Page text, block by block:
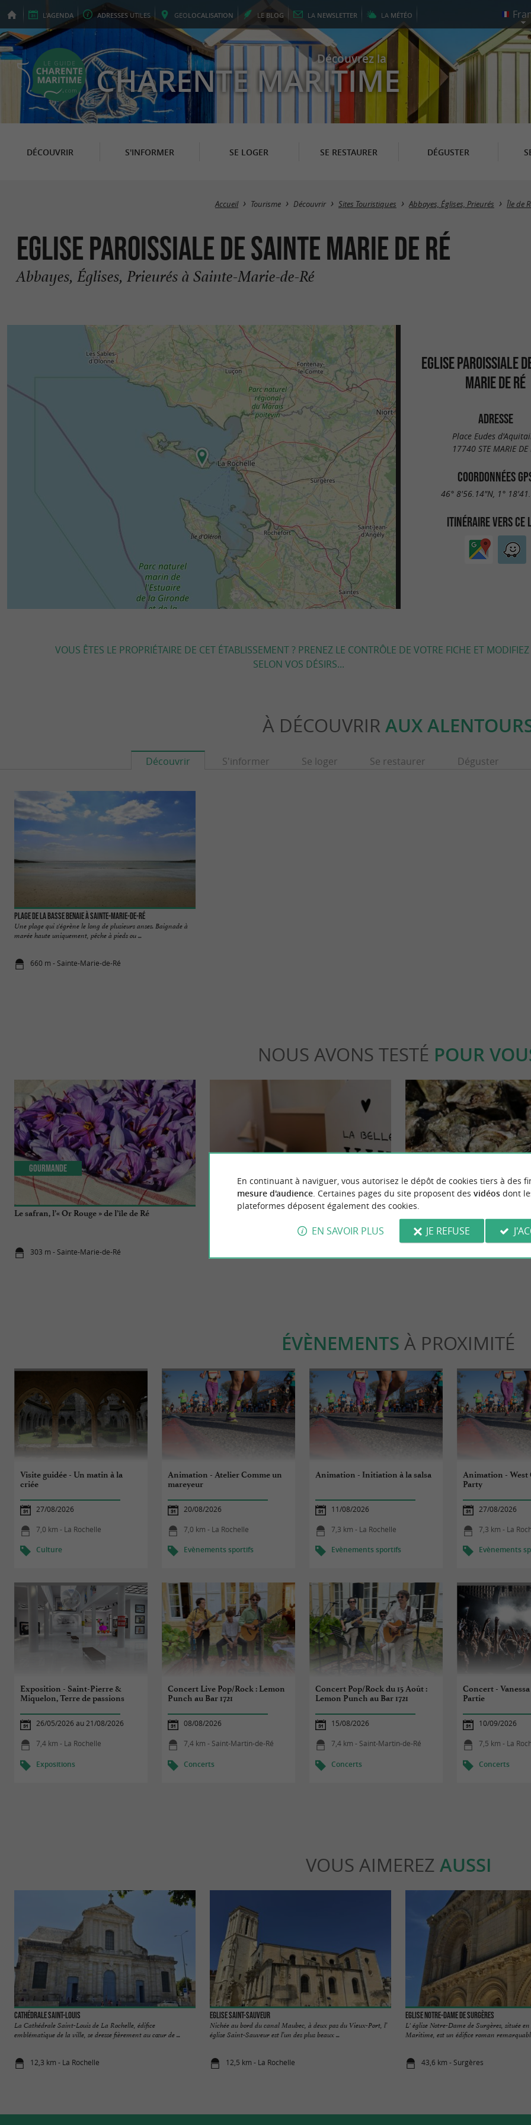
L'AGENDA ADRESSES UTILES GEOLOCALISATION LE BLOG LA NEWSLETTER LA MÉTÉO
Découvrez la
CHARENTE MARITIME
DÉCOUVRIR S'INFORMER SE LOGER SE RESTAURER DÉGUSTER
Accueil Tourisme Découvrir Sites Touristiques Abbayes, Églises, Prieurés Île de
Eglise paroissiale de Sainte Marie de Ré
Abbayes, Églises, Prieurés à Sainte-Marie-de-Ré
EGLISE PAROISSIALE
MARIE DE RÉ
ADRESSE
Place Eudes
17740 STE MARIE DE
COORDONNÉES
46° 8'56.14"N, 1°
ITINÉRAIRE VERS CE
VOUS ÊTES LE PROPRIÉTAIRE DE CET ÉTABLISSEMENT ? PRENEZ LE CONTRÔLE DE VOTRE FICHE ET
SELON VOS DÉSIRS...
À DÉCOUVRIR AUX
Découvrir S'informer Se loger Se restaurer Déguster
Plage de la Basse Benaie à Sainte-Marie-de-Ré
Une plage qui s'égrène le long de plusieurs anses. Baignade à
marée haute uniquement, pêche à pieds ou ...
660 m - Sainte-Marie-de-Ré
NOUS AVONS TESTÉ POUR
Le safran, l’« Or Rouge » de l’île de Ré
303 m - Sainte-Marie-de-Ré
Gourmande
Ré Woking Business Club
ÉVÈNEMENTS À PROXIMITÉ
Visite guidée - Un matin à la
criée
27/08/2026
7,0 km - La Rochelle
Culture
Animation - Atelier Comme un
mareyeur
20/08/2026
7,0 km - La Rochelle
Evènements sportifs
Animation - Initiation à la salsa
11/08/2026
7,3 km - La Rochelle
Evènements sportifs
Animation - West
Party
27/08/2026
7,3 km - La
Evènements
Exposition - Saint-Pierre &
Miquelon, Terre de passions
26/05/2026 au 21/08/2026
7,4 km - La Rochelle
Expositions
Concert Live Pop/Rock : Lemon
Punch au Bar 1721
08/08/2026
7,4 km - Saint-Martin-de-Ré
Concerts
Concert Pop/Rock du 15 Août :
Lemon Punch au Bar 1721
15/08/2026
7,4 km - Saint-Martin-de-Ré
Concerts
Concert - Vanessa
Partie
10/09/2026
7,5 km - La
Concerts
VOUS AIMEREZ AUSSI
Cathédrale Saint-Louis
La Cathédrale Saint-Louis de La Rochelle, édifice
emblématique de la ville, se dresse fièrement au cœur de ...
12,3 km - La Rochelle
Eglise Saint-Sauveur
Nichée au bord du canal Maubec, à deux pas du Vieux-Port, l’
église Saint-Sauveur est l’un des plus beaux ...
12,5 km - La Rochelle
Eglise Notre-Dame de Surgères
L' église Notre-Dame de Surgères, située
Maritime, est un édifice roman
43,6 km - Surgères
En continuant à naviguer, vous autorisez le dépôt de cookies tiers à des
mesure d'audience. Certaines pages du site proposent des vidéosdont
plateformes déposent également des cookies.
EN SAVOIR PLUS JE REFUSE